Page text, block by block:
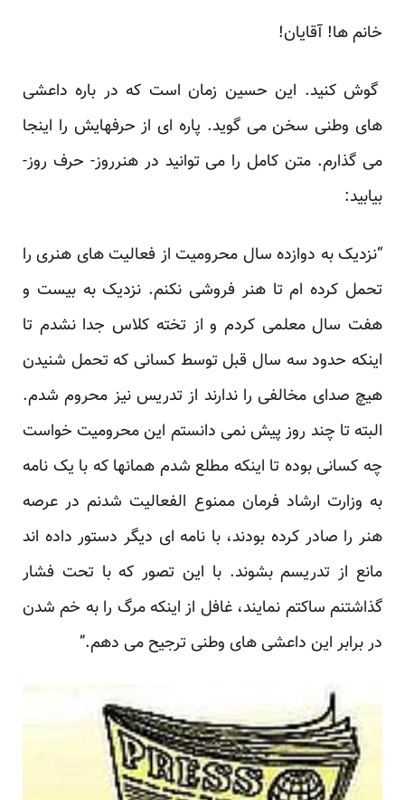
خانم ها! آقایان!
گوش کنید. این حسین زمان است که در باره داعشی
های وطنی سخن می گوید. پاره ای از حرفهایش را اینجا
می گذارم. متن کامل را می توانید در هنرروز- حرف روز-
بیابید:
“نزدیک به دوازده سال محرومیت از فعالیت های هنری را
تحمل کرده ام تا هنر فروشی نکنم. نزدیک به بیست و
هفت سال معلمی کردم و از تخته کلاس جدا نشدم تا
اینکه حدود سه سال قبل توسط کسانی که تحمل شنیدن
هیچ صدای مخالفی را ندارند از تدریس نیز محروم شدم.
البته تا چند روز پیش نمی دانستم این محرومیت خواست
چه کسانی بوده تا اینکه مطلع شدم همانها که با یک نامه
به وزارت ارشاد فرمان ممنوع الفعالیت شدنم در عرصه
هنر را صادر کرده بودند، با نامه ای دیگر دستور داده اند
مانع از تدریسم بشوند. با این تصور که با تحت فشار
گذاشتنم ساکتم نمایند، غافل از اینکه مرگ را به خم شدن
در برابر این داعشی های وطنی ترجیح می دهم.”